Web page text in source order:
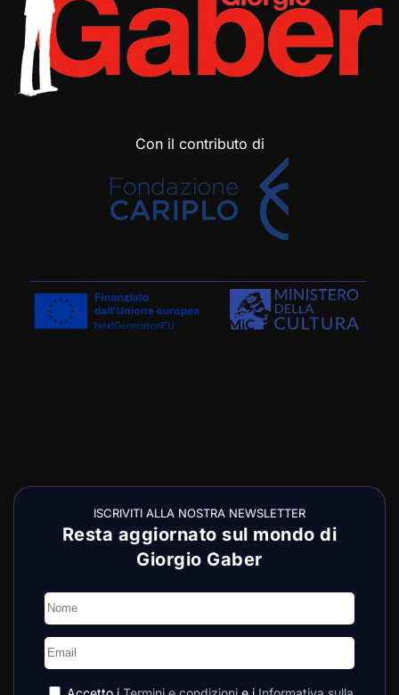
Con il contributo di
ISCRIVITI ALLA NOSTRA NEWSLETTER
Resta aggiornato sul mondo di
Giorgio Gaber